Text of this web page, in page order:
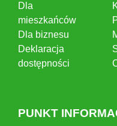
Dla
mieszkańców
Dla biznesu
Deklaracja
dostępności
PUNKT